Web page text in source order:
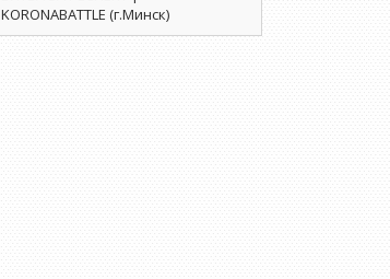
KORONABATTLE (г.Минск)